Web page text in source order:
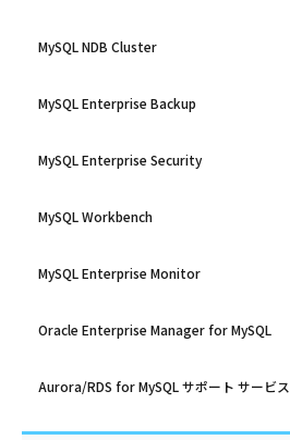
MySQL NDB Cluster
MySQL Enterprise Backup
MySQL Enterprise Security
MySQL Workbench
MySQL Enterprise Monitor
Oracle Enterprise Manager for MySQL
Aurora/RDS for MySQL サポート サービス